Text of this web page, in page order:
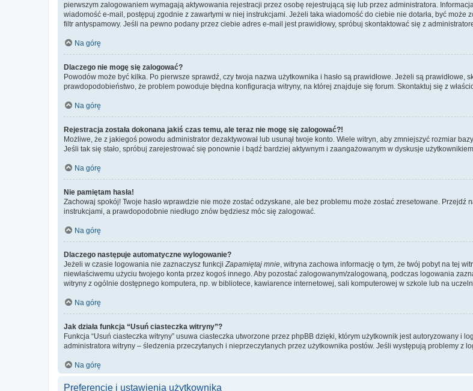
pierwszym zalogowaniem wymagają aktywowania rejestracji przez osobę rejestrującą się lub przez administratora.
wiadomość e-mail, postępuj zgodnie z zawartymi w niej instrukcjami. Jeżeli taka wiadomość do ciebie nie dotarła, być może
filtr antyspamowy. Jeśli na pewno podany przez ciebie adres e-mail jest prawidłowy, spróbuj skontaktować się z
Na górę
Dlaczego nie mogę się zalogować?
Powodów może być kilka. Po pierwsze sprawdź, czy twoja nazwa użytkownika i hasło są prawidłowe. Jeżeli są
prawdopodobieństwo, że problem powoduje błędna konfiguracja witryny, na której znajduje się forum. Skontaktuj się z
Na górę
Rejestracja została dokonana jakiś czas temu, ale teraz nie mogę się zalogować?!
Możliwe, że z jakiegoś powodu administrator dezaktywował lub usunął twoje konto. Wiele witryn, aby zmniejszyć rozmiar
Jeśli tak się stało, spróbuj zarejestrować się ponownie i bądź bardziej aktywnym i zaangażowanym w dyskusje
Na górę
Nie pamiętam hasła!
Zachowaj spokój! Twoje hasło wprawdzie nie może zostać odzyskane, ale bez problemu może zostać zresetowane. Przejdź
instrukcjami, a prawdopodobnie niedługo znów będziesz móc się zalogować.
Na górę
Dlaczego następuje automatyczne wylogowanie?
Jeżeli w czasie logowania nie zaznaczysz funkcjiZapamiętaj mnie, witryna zachowa informację o tym, że twój pobyt na tej
niewłaściwemu użyciu twojego konta przez kogoś innego. Aby pozostać zalogowanym/zalogowaną, podczas logowania
witryny z ogólnie dostępnego komputera, np. w bibliotece, kawiarence internetowej, sali komputerowej w szkole lub na
Na górę
Jak działa funkcja “Usuń ciasteczka witryny”?
Funkcja “Usuń ciasteczka witryny” usuwa ciasteczka utworzone przez phpBB dzięki, którym użytkownik jest autoryzowany i
administratora witryny – śledzenia przeczytanych i nieprzeczytanych przez użytkownika postów. Jeśli występują problemy z
Na górę
Preferencje i ustawienia użytkownika